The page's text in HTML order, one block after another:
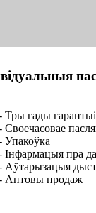
Тры гады гарантыі
Своечасовае
Упакоўка
Інфармацыя пра
Аўтарызацыя
Аптовы продаж